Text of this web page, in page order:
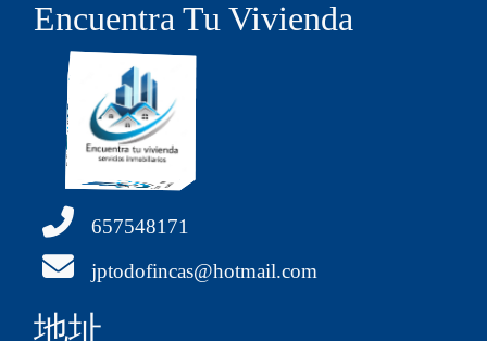
Encuentra Tu Vivienda
657548171
jptodofincas@hotmail.com
地址